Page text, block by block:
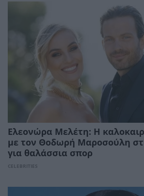
Ελεονώρα Μελέτη: Η
με τον Θοδωρή Μαροσούλη
για θαλάσσια σπορ
CELEBRITIES